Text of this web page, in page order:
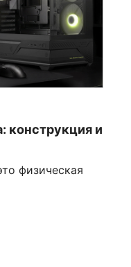
конструкция и
физическая